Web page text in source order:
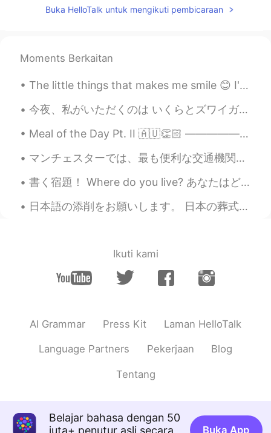
菜が のったキツネうどんです♪
ので、写真を撮って
実は味は
(少し薄かった)けど、
盛り付けがちょっと映えかなと思った
ので、写真を撮って ア ップします。
Izumi 2021.01.25 15:34
ラフルな野菜のキツネ風のうどんです♪
今日の夕食のメニューはこちら。彩り
野菜のキツネ風うどんです♪
ブの組み合わせは なんか可愛い感じ
オレンジの
花形にんじんと 、輪切り
盛り付けがちょっと映えかなと思った
まぁまぁだった
撮りました。
Buka HelloTalk untuk mengikuti pembicaraan
Moments Berkaitan
The little things that makes me smile 😊 I've always been a loyal Prada candy but YSL intense smel...
今夜、私がいただくのは いくらとズワイガニのリゾート！ (ぱちぱち👏🏼) ズワイガニは鍋の残りもので いくらもなんと400円でたっぷり買えました。 (ぱちぱち👏🏼) Be a chef.....
Meal of the Day Pt. II 🇦🇺👏🏻 —————————————————————— Ladies and Gentlemen, Welcome to another e...
マンチェスターでは、最も便利な交通機関はメトロです！🚇 東京の地下鉄を比べると、マンチェスターのメトロはかなり遅いですが、地上にあることが違います！ メトロが黄色の理由かどうかわかりませんが、間...
書く宿題！ Where do you live? あなたはどこに住んでいますか。 What stores are there around you? あなたの住んでいる周辺にはどん...
日本語の添削をお願いします。 日本の葬式に関わる儀式や、その後のやるべきことはよくわかりません。それにしても祖先に敬意を払う日本の文化は好きです。それは先祖がいなければ我々は今存在しないからで...
Ikuti kami
AI Grammar Press Kit Laman HelloTalk
Language Partners Pekerjaan Blog
Tentang
Belajar bahasa dengan 50
juta+ penutur asli secara
Buka App